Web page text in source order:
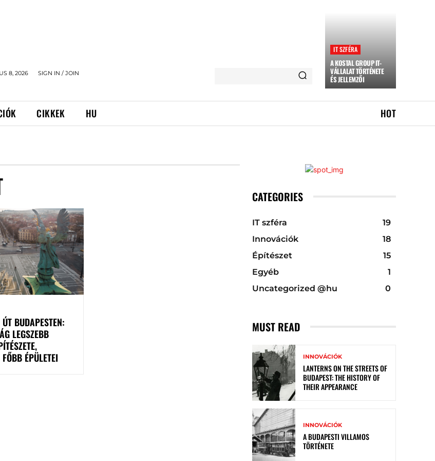
8, 2026 SIGN IN / JOIN
IT SZFÉRA
A KOSTAL GROUP IT-
VÁLLALAT TÖRTÉNETE
ÉS JELLEMZŐI
CIKKEK HU HOT
BUDAPESTEN:
LEGSZEBB
ÉPÜLETEI
CATEGORIES
IT szféra
19
Innovációk
18
Építészet
15
Egyéb
1
Uncategorized @hu
0
MUST READ
INNOVÁCIÓK
LANTERNS ON THE STREETS OF
BUDAPEST: THE HISTORY OF
THEIR APPEARANCE
INNOVÁCIÓK
A BUDAPESTI VILLAMOS
TÖRTÉNETE